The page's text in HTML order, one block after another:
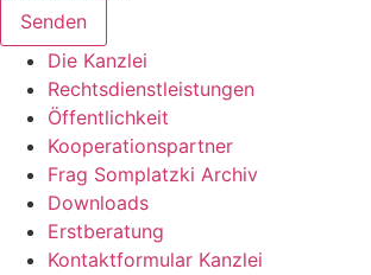
Senden
Die Kanzlei
Rechtsdienstleistungen
Öffentlichkeit
Kooperationspartner
Frag Somplatzki Archiv
Downloads
Erstberatung
Kontaktformular Kanzlei